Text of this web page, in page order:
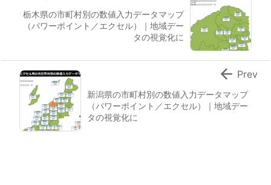
栃木県の市町村別の数値入力データマップ
（パワーポイント／エクセル）｜地域デー
タの視覚化に
新潟県の市町村別の数値入力データマップ
（パワーポイント／エクセル）｜地域デー
タの視覚化に
 Prev